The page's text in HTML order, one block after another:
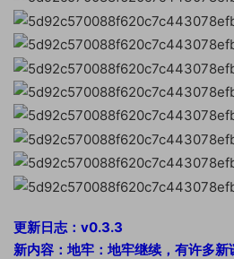
更新日志：v0.3.3
新内容：地牢：地牢继续，有许多